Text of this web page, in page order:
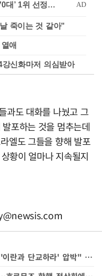
죽이는 것 같아"
애
신화마저 의심받아
과도 대화를 나눴고 그
포하는 것을 멈추는데
엘도 그들을 향해 발포
황이 얼마나 지속될지
"트럼프 행정부, 중재국 오만에 '이란과 단교하라' 압박" WSJ